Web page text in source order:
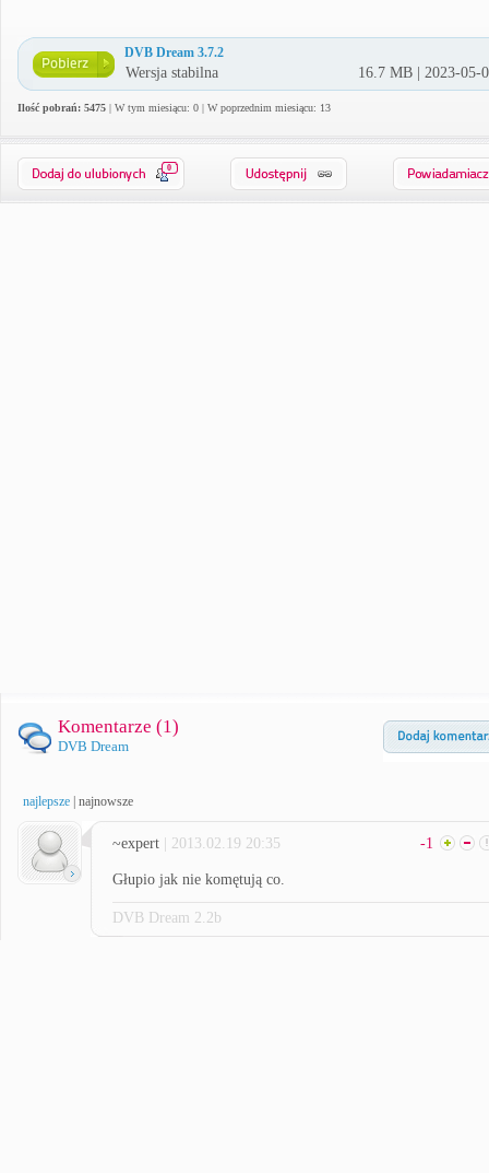
DVB Dream 3.7.2
Wersja stabilna 16.7 MB | 2023-05-
Ilość pobrań: 5475 | W tym miesiącu: 0 | W poprzednim miesiącu: 13
0
Komentarze (1)
DVB Dream
najlepsze najnowsze
~expert | 2013.02.19 20:35 -1
Głupio jak nie komętują co.
DVB Dream 2.2b